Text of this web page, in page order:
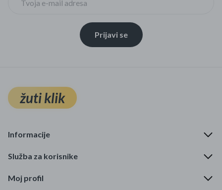
Čišćenje zaliha
Kišobrani akcija
Ograničena cijena
Najpopularniji proizvodi
Roba s greškom
Prijavi se
žuti klik
Informacije
Služba za korisnike
Moj profil